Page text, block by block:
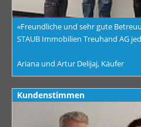
«Freundliche und sehr gute
STAUB Immobilien Treuhand AG
Ariana und Artur Delijaj, Käufer
Kundenstimmen